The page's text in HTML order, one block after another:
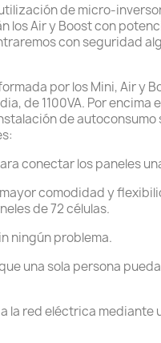
de micro-
los Air y Boost con
con seguridad
por los Mini, Air y
de 1100VA. Por encima
de autoconsumo
conectar los paneles
comodidad y
de 72 células.
ningún problema.
una sola persona
la red eléctrica